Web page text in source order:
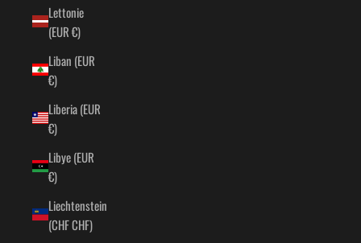
Lettonie
(EUR €)
Liban (EUR
€)
Liberia (EUR
€)
Libye (EUR
€)
Liechtenstein
(CHF CHF)